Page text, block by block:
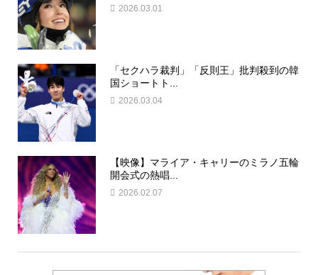
2026.03.01
「セクハラ裁判」「反則王」批判殺到の韓
国ショートト...
2026.03.04
【映像】マライア・キャリーのミラノ五輪
開会式の熱唱...
2026.02.07